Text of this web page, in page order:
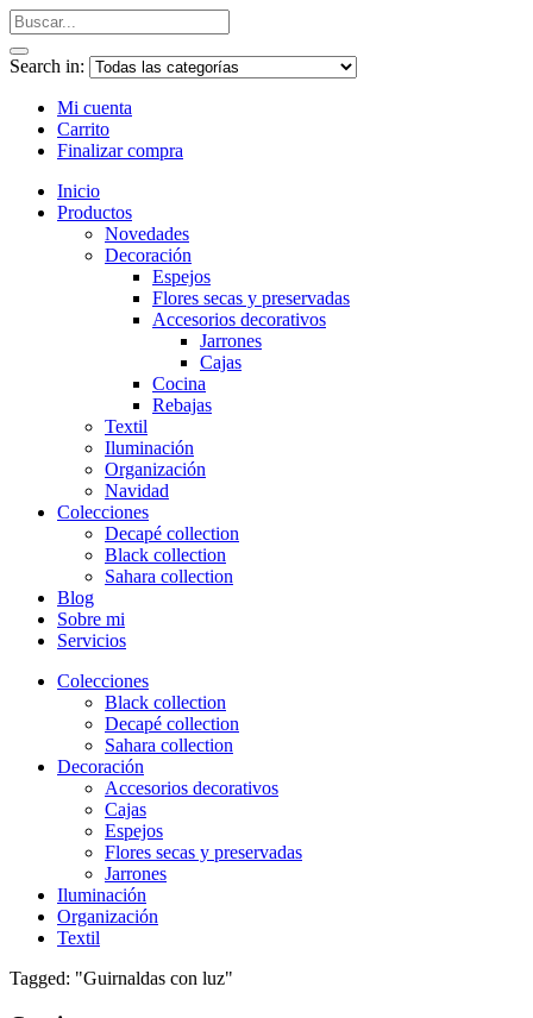
Search in:
Mi cuenta
Carrito
Finalizar compra
Inicio
Productos
Novedades
Decoración
Espejos
Flores secas y preservadas
Accesorios decorativos
Jarrones
Cajas
Cocina
Rebajas
Textil
Iluminación
Organización
Navidad
Colecciones
Decapé collection
Black collection
Sahara collection
Blog
Sobre mi
Servicios
Colecciones
Black collection
Decapé collection
Sahara collection
Decoración
Accesorios decorativos
Cajas
Espejos
Flores secas y preservadas
Jarrones
Iluminación
Organización
Textil
Tagged: "Guirnaldas con luz"